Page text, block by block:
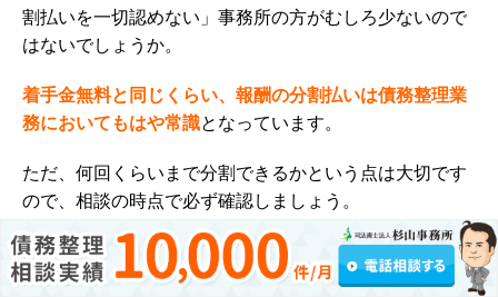
割払いを一切認めない」事務所の方がむしろ少ないので
はないでしょうか。
着手金無料と同じくらい、報酬の分割払いは債務整理業
務においてもはや常識となっています。
ただ、 何回くらいまで分割できるかという点は大切です
ので、相談の時点で必ず確認しましょう。
前払いか後払いか